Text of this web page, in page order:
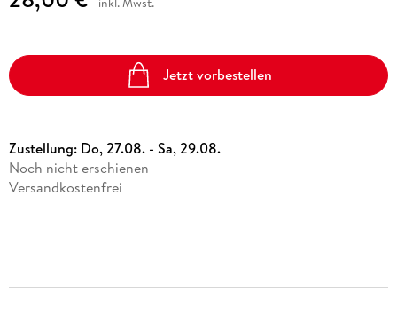
Jetzt vorbestellen
Zustellung: Do, 27.08. - Sa, 29.08.
Noch nicht erschienen
Versandkostenfrei